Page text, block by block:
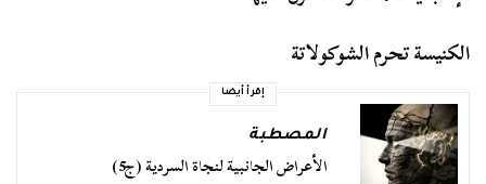
الكنيسة تحرم الشوكولاتة
إقرأ أيضا
المصطبة
الأعراض الجانبية لنجاة السردية (ج5)